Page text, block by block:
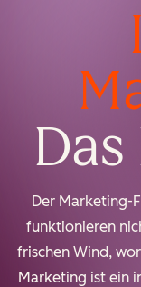
Der Marketing-
funktionieren
frischen Wind,
Marketing ist ein